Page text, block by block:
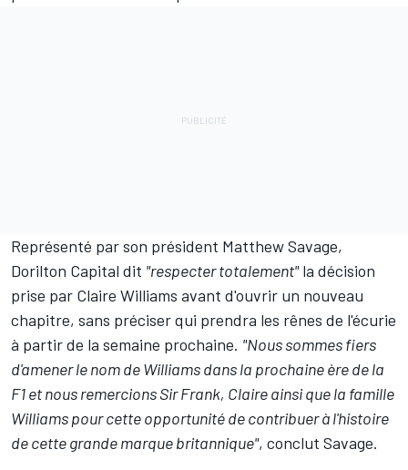
Représenté par son président Matthew Savage,
Dorilton Capital dit "respecter totalement"la décision
prise par Claire Williams avant d'ouvrir un nouveau
chapitre, sans préciser qui prendra les rênes de l'écurie
à partir de la semaine prochaine. "Nous sommes fiers
d'amener le nom de Williams dans la prochaine ère de la
F1 et nous remercions Sir Frank, Claire ainsi que la famille
Williams pour cette opportunité de contribuer à l'histoire
de cette grande marque britannique", conclut Savage.